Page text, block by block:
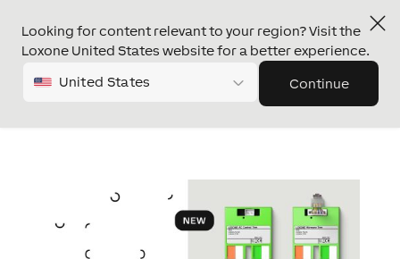
Looking for content relevant to your region? Visit the
Loxone United States website for a better experience.
United States Continue